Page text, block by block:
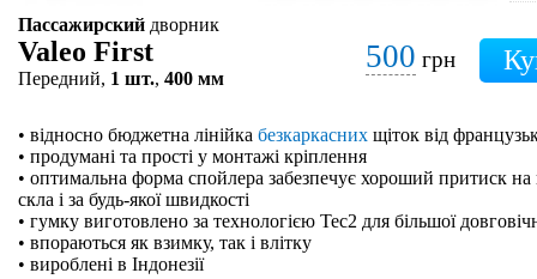
Пассажирский дворник
Valeo First
Передний, 1 шт., 400 мм
500 грн
• відносно бюджетна лінійка безкаркасних щіток від
• продумані та прості у монтажі кріплення
• оптимальна форма спойлера забезпечує хороший притиск на
скла і за будь-якої швидкості
• гумку виготовлено за технологією Tec2 для більшої
• впораються як взимку, так і влітку
• вироблені в Індонезії